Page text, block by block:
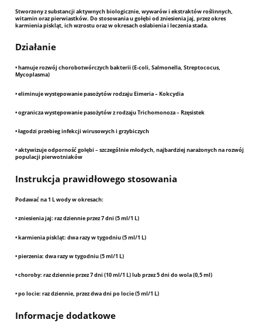
Stworzony z substancji aktywnych biologicznie, wywarów i ekstraktów roślinnych,
witamin oraz pierwiastków. Do stosowania u gołębi od zniesienia jaj, przez okres
karmienia piskląt, ich wzrostu oraz w okresach osłabienia i leczenia stada.
Działanie
• hamuje rozwój chorobotwórczych bakterii (E-coli, Salmonella, Streptococus,
Mycoplasma)
• eliminuje występowanie pasożytów rodzaju Eimeria – Kokcydia
• ogranicza występowanie pasożytów z rodzaju Trichomonoza – Rzęsistek
• łagodzi przebieg infekcji wirusowych i grzybiczych
• aktywizuje odporność gołębi – szczególnie młodych, najbardziej narażonych na rozwój
populacji pierwotniaków
Instrukcja prawidłowego stosowania
Podawać na 1 L wody w okresach:
•zniesienia jaj: raz dziennie przez 7 dni (5 ml/1 L)
•karmienia piskląt: dwa razy w tygodniu (5 ml/1 L)
•pierzenia: dwa razy w tygodniu (5 ml/1 L)
•choroby: raz dziennie przez 7 dni (10 ml/1 L) lub przez 5 dni do wola (0,5 ml)
•po locie: raz dziennie, przez dwa dni po locie (5 ml/1 L)
Informacje dodatkowe